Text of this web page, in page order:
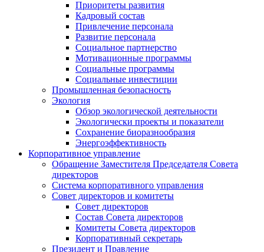
Приоритеты развития
Кадровый состав
Привлечение персонала
Развитие персонала
Социальное партнерство
Мотивационные программы
Социальные программы
Социальные инвестиции
Промышленная безопасность
Экология
Обзор экологической деятельности
Экологически проекты и показатели
Сохранение биоразнообразия
Энергоэффективность
Корпоративное управление
Обращение Заместителя Председателя Совета
директоров
Система корпоративного управления
Совет директоров и комитеты
Совет директоров
Состав Совета директоров
Комитеты Совета директоров
Корпоративный секретарь
Президент и Правление